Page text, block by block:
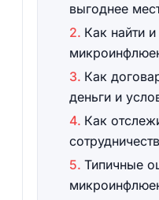
выгоднее
Как найти
Как
деньги и
Как
Типичные